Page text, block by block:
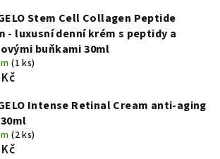
Stem Cell Collagen Peptide
- luxusní denní krém s peptidy a
buňkami 30ml
(1 ks)
Intense Retinal Cream anti-aging
(2 ks)